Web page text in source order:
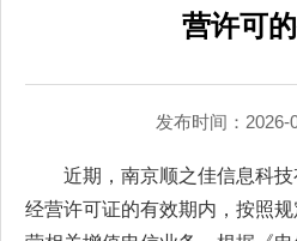
营许可
发布时间：2026-
近期，南京顺之佳信息科
经营许可证的有效期内，按照